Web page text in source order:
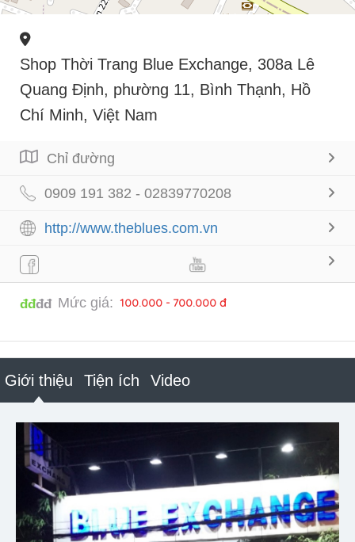
Shop Thời Trang Blue Exchange, 308a Lê
Quang Định, phường 11, Bình Thạnh, Hồ
Chí Minh, Việt Nam
Chỉ đường
0909 191 382 - 02839770208
http://www.theblues.com.vn
đđđđ Mức giá: 100.000 - 700.000 đ
Giới thiệu Tiện ích Video